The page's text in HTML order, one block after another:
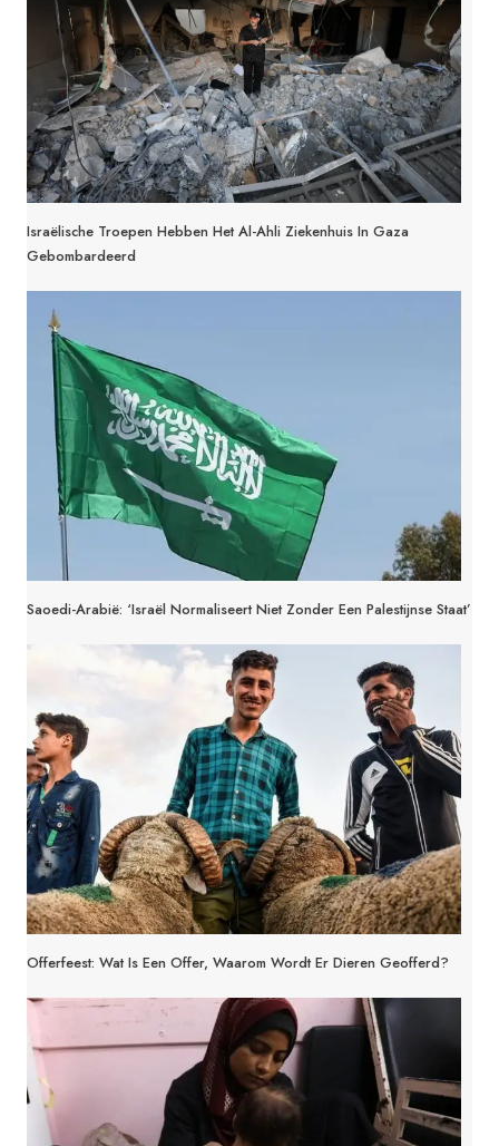
Israëlische Troepen Hebben Het Al-Ahli Ziekenhuis In Gaza
Gebombardeerd
Saoedi-Arabië: ‘Israël Normaliseert Niet Zonder Een Palestijnse Staat’
Offerfeest: Wat Is Een Offer, Waarom Wordt Er Dieren Geofferd?